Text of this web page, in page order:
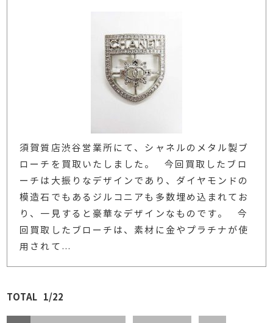
須賀質店渋谷営業所にて、シャネルのメタル製ブ
ローチを買取いたしました。 今回買取したブロ
ーチは大振りなデザインであり、ダイヤモンドの
模造石でもあるジルコニアも多数埋め込まれてお
り、一見すると豪華なデザインなものです。 今
回買取したブローチは、素材に金やプラチナが使
用されて …
1/22